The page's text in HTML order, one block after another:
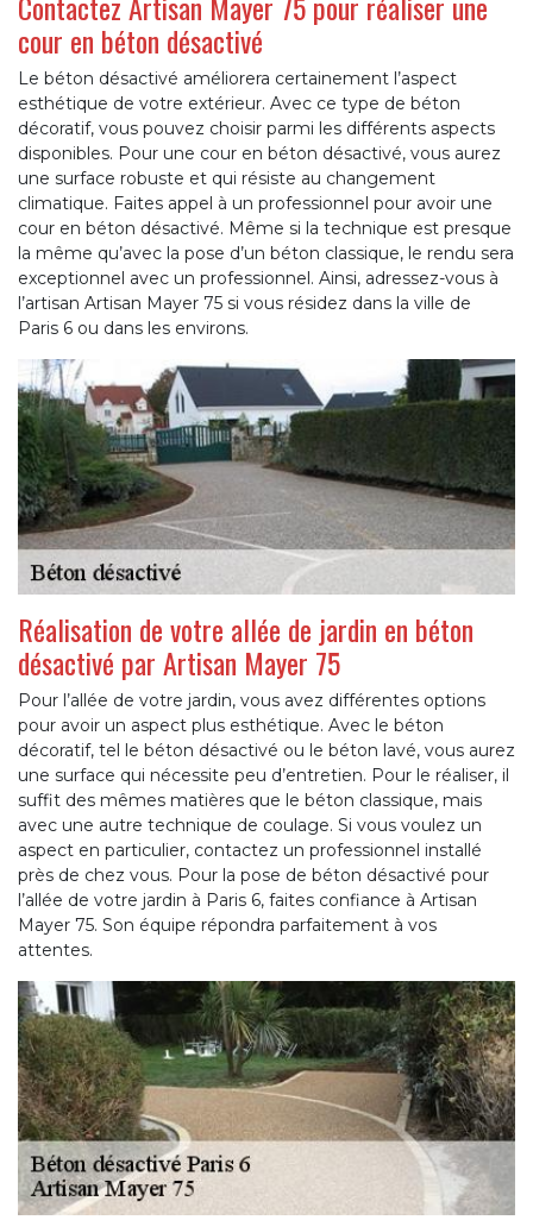
cour en béton désactivé
Le béton désactivé améliorera certainement l’aspect
esthétique de votre extérieur. Avec ce type de béton
décoratif, vous pouvez choisir parmi les différents aspects
disponibles. Pour une cour en béton désactivé, vous aurez
une surface robuste et qui résiste au changement
climatique. Faites appel à un professionnel pour avoir une
cour en béton désactivé. Même si la technique est presque
la même qu’avec la pose d’un béton classique, le rendu sera
exceptionnel avec un professionnel. Ainsi, adressez-vous à
l’artisan Artisan Mayer 75 si vous résidez dans la ville de
Paris 6 ou dans les environs.
Réalisation de votre allée de jardin en béton
désactivé par Artisan Mayer 75
Pour l’allée de votre jardin, vous avez différentes options
pour avoir un aspect plus esthétique. Avec le béton
décoratif, tel le béton désactivé ou le béton lavé, vous aurez
une surface qui nécessite peu d’entretien. Pour le réaliser, il
suffit des mêmes matières que le béton classique, mais
avec une autre technique de coulage. Si vous voulez un
aspect en particulier, contactez un professionnel installé
près de chez vous. Pour la pose de béton désactivé pour
l’allée de votre jardin à Paris 6, faites confiance à Artisan
Mayer 75. Son équipe répondra parfaitement à vos
attentes.